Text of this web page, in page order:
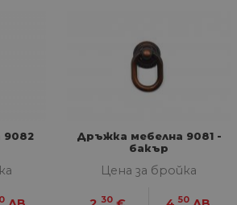
9082
Дръжка мебелна 9081 -
бакър
Цена за бройка
30 50